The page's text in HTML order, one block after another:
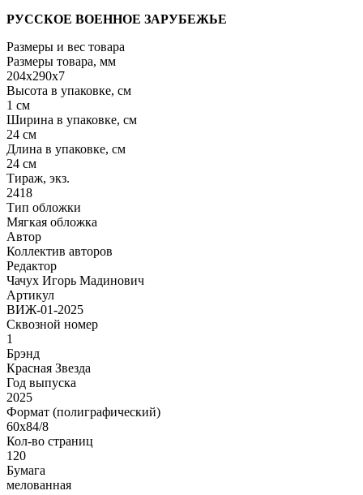
РУССКОЕ ВОЕННОЕ ЗАРУБЕЖЬЕ
Размеры и вес товара
Размеры товара, мм
204х290х7
Высота в упаковке, см
1 см
Ширина в упаковке, см
24 см
Длина в упаковке, см
24 см
Тираж, экз.
2418
Тип обложки
Мягкая обложка
Автор
Коллектив авторов
Редактор
Чачух Игорь Мадинович
Артикул
ВИЖ-01-2025
Сквозной номер
1
Брэнд
Красная Звезда
Год выпуска
2025
Формат (полиграфический)
60х84/8
Кол-во страниц
120
Бумага
мелованная